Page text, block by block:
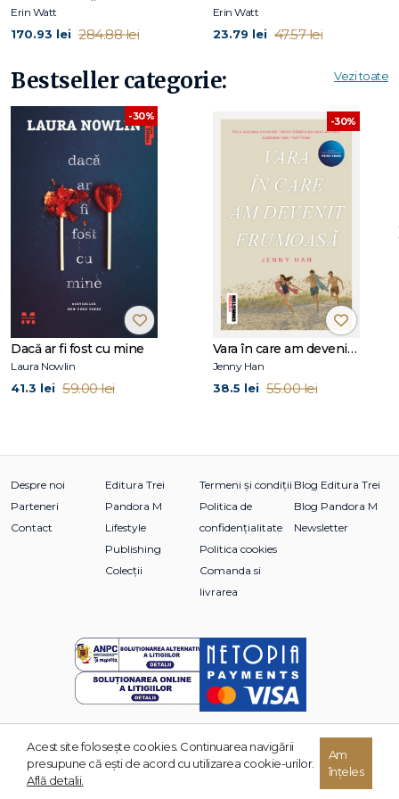
La Editura Trei, de aceeași autoare au apărut bestsellerul
Când totul e adevărat, precum și toate romanele seriei
hârtie, Moștenitorul decăzut, Regatul sfărâmat.
Erin Watt
170.93 lei 284.88 lei
Erin Watt
23.79 lei 47.57 lei
Bestseller categorie: Vezi toate
-30%
Dacă ar fi fost cu mine
Laura Nowlin
41.3 lei 59.00 lei
-30%
Vara în care am devenit frumoasă (seria Vara, vol. 1, ediție tie-in)
Jenny Han
38.5 lei 55.00 lei
Despre noi
Parteneri
Contact
Editura Trei
Pandora M
Lifestyle
Publishing
Colecții
Termeni și condiții
Politica de
confidențialitate
Politica cookies
Comanda si
livrarea
Blog Editura Trei
Blog Pandora M
Newsletter
© 2026 Grupul Editorial TREI. Toate drepturile rezervate.
Acest site foloseşte cookies. Continuarea navigării
presupune că eşti de acord cu utilizarea cookie-urilor.
Află detalii.
Am
înțeles